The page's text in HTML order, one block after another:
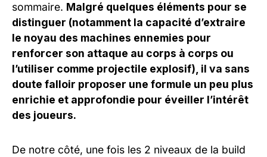
sommaire. Malgré quelques éléments pour se
distinguer (notamment la capacité d’extraire
le noyau des machines ennemies pour
renforcer son attaque au corps à corps ou
l’utiliser comme projectile explosif), il va sans
doute falloir proposer une formule un peu plus
enrichie et approfondie pour éveiller l’intérêt
des joueurs.
De notre côté, une fois les 2 niveaux de la build